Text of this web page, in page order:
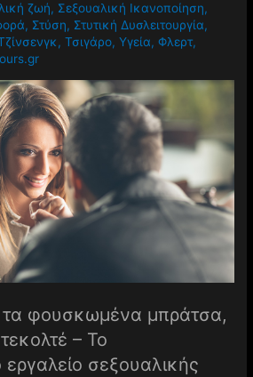
ζωή, Σεξουαλική Ικανοποίηση,
, Στύση, Στυτική Δυσλειτουργία,
,Τσιγάρο,Υγεία,Φλερτ,
τα φουσκωμένα μπράτσα,
– Το
εργαλείο σεξουαλικής